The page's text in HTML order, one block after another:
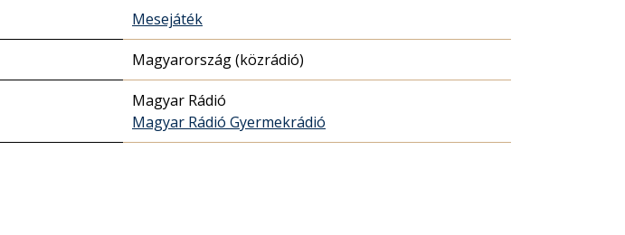
Mesejáték
Magyarország (közrádió)
Magyar Rádió
Magyar Rádió Gyermekrádió